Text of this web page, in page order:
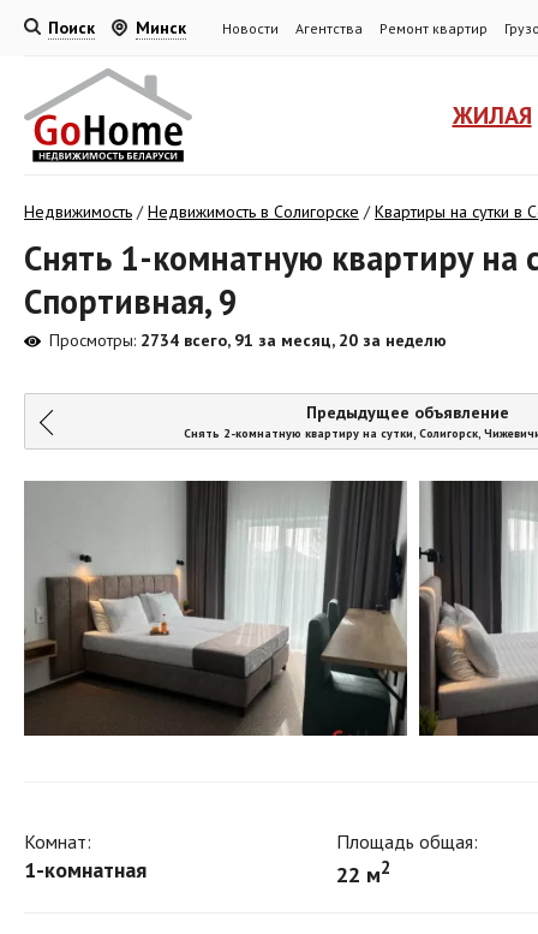
Поиск Минск Новости Агентства Ремонт квартир
ЖИЛАЯ
Недвижимость /Недвижимость в Солигорске /Квартиры на сутки в
Снять 1-комнатную квартиру на
Спортивная, 9
Просмотры: 2734 всего, 91 за месяц, 20 за неделю
Предыдущее объявление
Снять 2-комнатную квартиру на сутки, Солигорск,
Комнат:
1-комнатная
Площадь общая:
22 м2